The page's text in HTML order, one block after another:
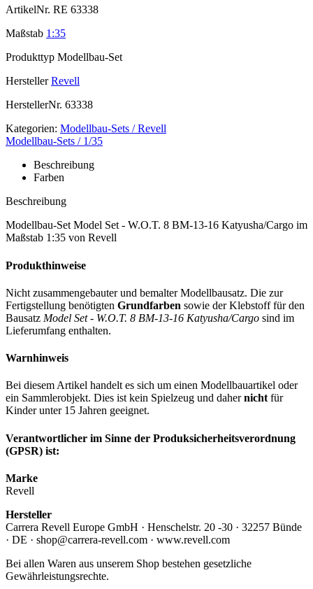
ArtikelNr. RE 63338
Maßstab 1:35
Produkttyp Modellbau-Set
Hersteller Revell
HerstellerNr. 63338
Kategorien: Modellbau-Sets / Revell
Modellbau-Sets / 1/35
Beschreibung
Farben
Beschreibung
Modellbau-Set Model Set - W.O.T. 8 BM-13-16 Katyusha/Cargo im
Maßstab 1:35 von Revell
Produkthinweise
Nicht zusammengebauter und bemalter Modellbausatz. Die zur
Fertigstellung benötigten Grundfarben sowie der Klebstoff für den
Bausatz Model Set - W.O.T. 8 BM-13-16 Katyusha/Cargo sind im
Lieferumfang enthalten.
Warnhinweis
Bei diesem Artikel handelt es sich um einen Modellbauartikel oder
ein Sammlerobjekt. Dies ist kein Spielzeug und dahernicht für
Kinder unter 15 Jahren geeignet.
Verantwortlicher im Sinne der Produksicherheitsverordnung
(GPSR) ist:
Marke
Revell
Hersteller
Carrera Revell Europe GmbH · Henschelstr. 20 -30 · 32257 Bünde
· DE · shop@carrera-revell.com · www.revell.com
Bei allen Waren aus unserem Shop bestehen gesetzliche
Gewährleistungsrechte.